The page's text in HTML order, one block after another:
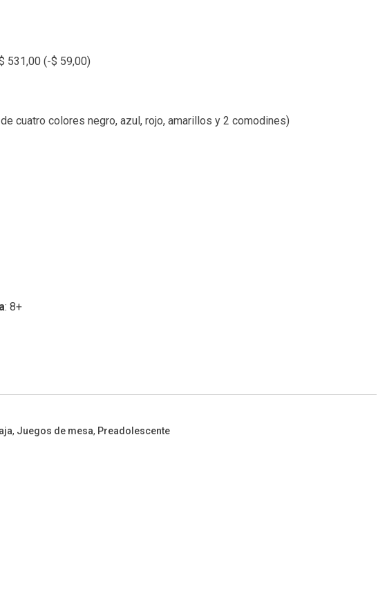
531,00 (-$ 59,00)
cuatro colores negro, azul, rojo, amarillos y 2 comodines)
: 8+
, Juegos de mesa, Preadolescente